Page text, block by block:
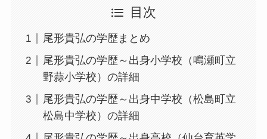
目次
尾形貴弘の学歴まとめ
尾形貴弘の学歴～出身小学校（鳴瀬町立
野蒜小学校）の詳細
尾形貴弘の学歴～出身中学校（松島町立
松島中学校）の詳細